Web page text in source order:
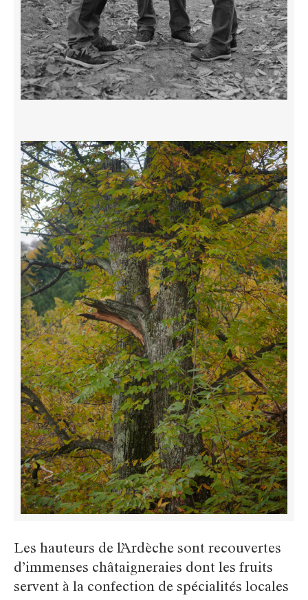
Les hauteurs de l’Ardèche sont recouvertes
d’immenses châtaigneraies dont les fruits
servent à la confection de spécialités locales